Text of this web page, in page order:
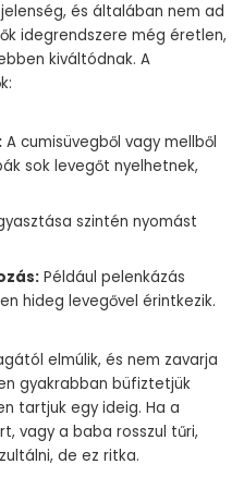
és általában nem ad
idegrendszere még éretlen,
kiváltódnak. A
A cumisüvegből vagy mellből
sok levegőt nyelhetnek,
szintén nyomást
Például pelenkázás
hideg levegővel érintkezik.
elmúlik, és nem zavarja
gyakrabban büfiztetjük
tartjuk egy ideig. Ha a
vagy a baba rosszul tűri,
de ez ritka.